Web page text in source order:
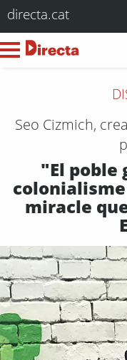
directa.cat
Seo Cizmich,
"El poble
miracle